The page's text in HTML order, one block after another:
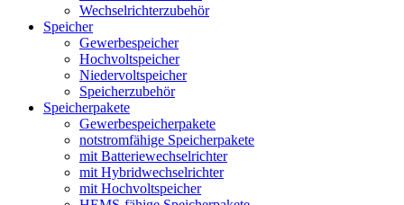
Wechselrichterzubehör
Speicher
Gewerbespeicher
Hochvoltspeicher
Niedervoltspeicher
Speicherzubehör
Speicherpakete
Gewerbespeicherpakete
notstromfähige Speicherpakete
mit Batteriewechselrichter
mit Hybridwechselrichter
mit Hochvoltspeicher